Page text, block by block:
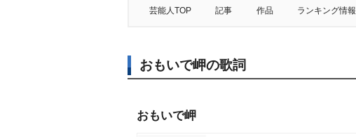
芸能人TOP 記事 作品 ランキング情報
おもいで岬の歌詞
おもいで岬